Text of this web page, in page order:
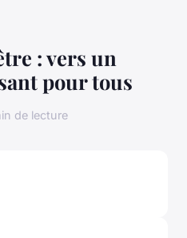
: vers un
pour tous
de lecture